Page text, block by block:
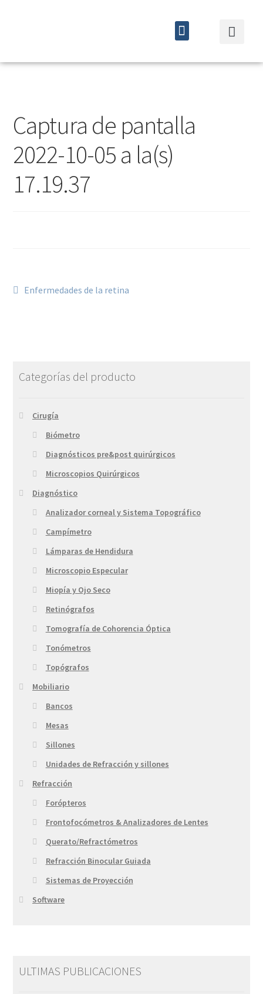
Captura de pantalla
2022-10-05 a la(s)
17.19.37
Enfermedades de la retina
Categorías del producto
Cirugía
Biómetro
Diagnósticos pre&post quirúrgicos
Microscopios Quirúrgicos
Diagnóstico
Analizador corneal y Sistema Topográfico
Campímetro
Lámparas de Hendidura
Microscopio Especular
Miopía y Ojo Seco
Retinógrafos
Tomografía de Cohorencia Óptica
Tonómetros
Topógrafos
Mobiliario
Bancos
Mesas
Sillones
Unidades de Refracción y sillones
Refracción
Forópteros
Frontofocómetros & Analizadores de Lentes
Querato/Refractómetros
Refracción Binocular Guiada
Sistemas de Proyección
Software
ULTIMAS PUBLICACIONES